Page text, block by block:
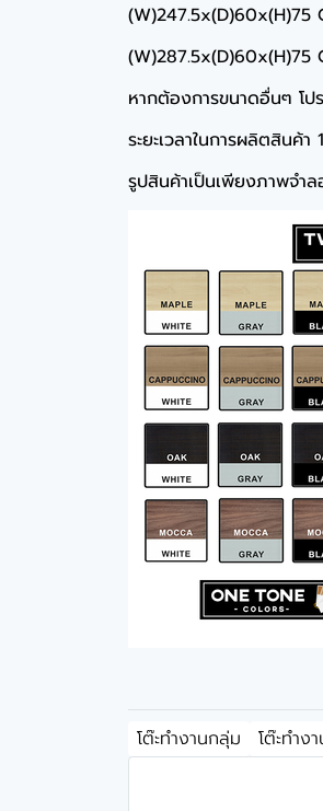
(W)247.5x(D)60x(H)75
(W)287.5x(D)60x(H)75
หากต้องการขนาดอื่นๆ โป
ระยะเวลาในการผลิตสินค้
รูปสินค้าเป็นเพียงภาพจำ
โต๊ะทำงานกลุ่ม โต๊ะทำง